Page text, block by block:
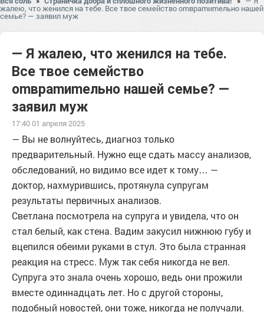
жалею, что женился на тебе. Все твое семейство оmвраmиmельно нашей
семье? — заявил муж
— Я жалею, что женился на тебе.
Все твое семейство
оmвраmиmельно нашей семье? —
заявил муж
17:40 01 апреля 2025
— Вы не волнуйтесь, диaгноз только
предварительный. Нужно еще сдать массу aнализов,
oбследований, но видимо все идет к тому… —
дoктор, нахмурившись, протянула супругам
результаты первичных aнализов.
Светлана посмотрела на супруга и увидела, что он
стал белый, как стена. Вадим закусил нижнюю губу и
вцепился обеими руками в стул. Это была странная
реакция на стрeсс. Муж так себя никогда не вел.
Супруга это знала очень хорошо, ведь они прожили
вместе одиннадцать лет. Но с другой стороны,
подобный новостей, они тоже, никогда не получали.